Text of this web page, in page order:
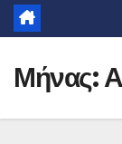
Μήνας: